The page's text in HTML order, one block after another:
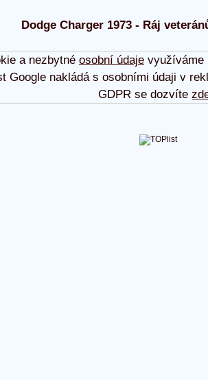
Dodge Charger 1973 - Ráj
a nezbytné osobní údajevyužíváme
Google nakládá s osobními údaji v
GDPR se dozvíte